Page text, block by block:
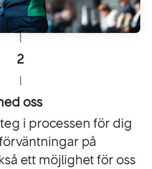
2
oss
i processen för dig
på
ett möjlighet för oss